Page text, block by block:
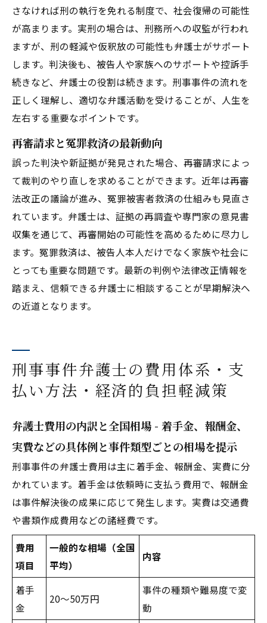
さなければ刑の執行を免れる制度で、社会復帰の可能性
が高まります。実刑の場合は、刑務所への収監が行われ
ますが、刑の軽減や仮釈放の可能性も弁護士がサポート
します。判決後も、被告人や家族へのサポートや控訴手
続きなど、弁護士の役割は続きます。刑事事件の流れを
正しく理解し、適切な弁護活動を受けることが、人生を
左右する重要なポイントです。
再審請求と冤罪救済の最新動向
誤った判決や新証拠が発見された場合、再審請求によっ
て裁判のやり直しを求めることができます。近年は再審
法改正の議論が進み、冤罪被害者救済の仕組みも見直さ
れています。弁護士は、証拠の再調査や専門家の意見書
収集を通じて、再審開始の可能性を高めるために尽力し
ます。冤罪救済は、被告人本人だけでなく家族や社会に
とっても重要な問題です。最新の判例や法律改正情報を
踏まえ、信頼できる弁護士に相談することが早期解決へ
の近道となります。
刑事事件弁護士の費用体系・支
払い方法・経済的負担軽減策
弁護士費用の内訳と全国相場 - 着手金、報酬金、
実費などの具体例と事件類型ごとの相場を提示
刑事事件の弁護士費用は主に着手金、報酬金、実費に分
かれています。着手金は依頼時に支払う費用で、報酬金
は事件解決後の成果に応じて発生します。実費は交通費
や書類作成費用などの諸経費です。
費用
項目
一般的な相場（全国
平均）
内容
着手
金
20～50万円
事件の種類や難易度で変
動